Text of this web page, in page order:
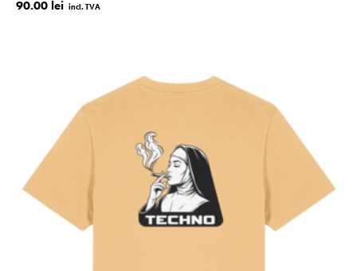
90.00 lei